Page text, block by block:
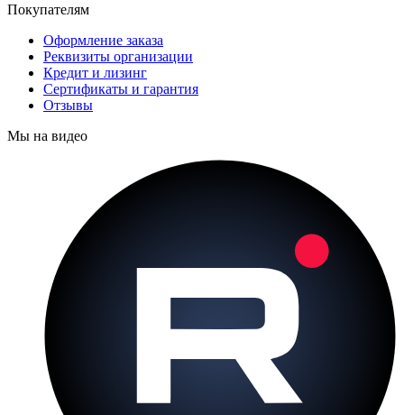
Покупателям
Оформление заказа
Реквизиты организации
Кредит и лизинг
Сертификаты и гарантия
Отзывы
Мы на видео